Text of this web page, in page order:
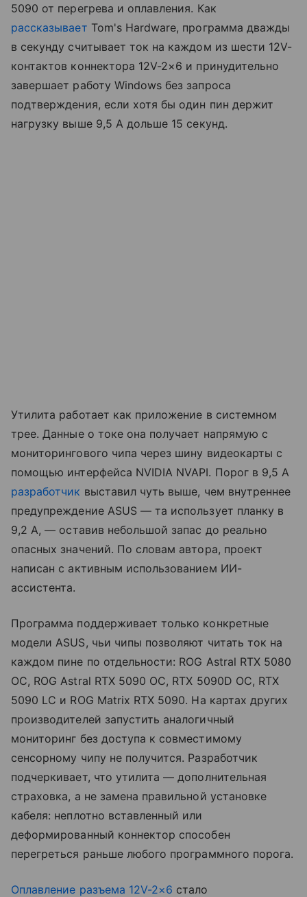
5090 от перегрева и оплавления. Как
рассказывает Tom's Hardware, программа дважды
в секунду считывает ток на каждом из шести 12V-
контактов коннектора 12V-2×6 и принудительно
завершает работу Windows без запроса
подтверждения, если хотя бы один пин держит
нагрузку выше 9,5 А дольше 15 секунд.
Утилита работает как приложение в системном
трее. Данные о токе она получает напрямую с
мониторингового чипа через шину видеокарты с
помощью интерфейса NVIDIA NVAPI. Порог в 9,5 А
разработчик выставил чуть выше, чем внутреннее
предупреждение ASUS — та использует планку в
9,2 А, — оставив небольшой запас до реально
опасных значений. По словам автора, проект
написан с активным использованием ИИ-
ассистента.
Программа поддерживает только конкретные
модели ASUS, чьи чипы позволяют читать ток на
каждом пине по отдельности: ROG Astral RTX 5080
OC, ROG Astral RTX 5090 OC, RTX 5090D OC, RTX
5090 LC и ROG Matrix RTX 5090. На картах других
производителей запустить аналогичный
мониторинг без доступа к совместимому
сенсорному чипу не получится. Разработчик
подчеркивает, что утилита — дополнительная
страховка, а не замена правильной установке
кабеля: неплотно вставленный или
деформированный коннектор способен
перегреться раньше любого программного порога.
Оплавление разъема 12V-2×6 стало